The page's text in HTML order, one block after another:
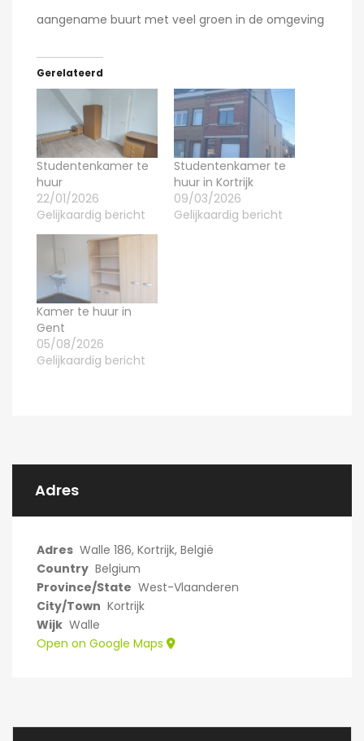
aangename buurt met veel groen in de omgeving
Gerelateerd
Studentenkamer te
huur
22/01/2026
Gelijkaardig bericht
Studentenkamer te
huur in Kortrijk
09/03/2026
Gelijkaardig bericht
Kamer te huur in
Gent
05/08/2026
Gelijkaardig bericht
Adres
Adres Walle 186, Kortrijk, België
Country Belgium
Province/State West-Vlaanderen
City/Town Kortrijk
Wijk Walle
Open on Google Maps